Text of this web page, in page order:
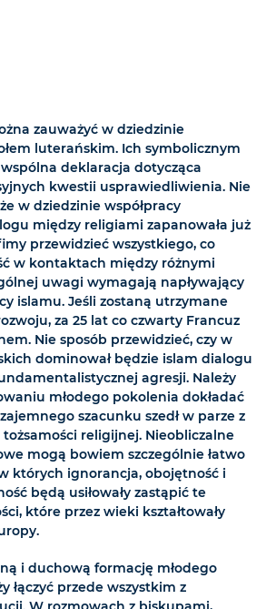
zauważyć w dziedzinie
luterańskim. Ich symbolicznym
deklaracja dotycząca
kwestii usprawiedliwienia. Nie
w dziedzinie współpracy
między religiami zapanowała już
przewidzieć wszystkiego, co
w kontaktach między różnymi
uwagi wymagają napływający
islamu. Jeśli zostaną utrzymane
za 25 lat co czwarty Francuz
Nie sposób przewidzieć, czy w
dominował będzie islam dialogu
agresji. Należy
młodego pokolenia dokładać
szacunku szedł w parze z
tożsamości religijnej. Nieobliczalne
mogą bowiem szczególnie łatwo
których ignorancja, obojętność i
będą usiłowały zastąpić te
które przez wieki kształtowały
i duchową formację młodego
łączyć przede wszystkim z